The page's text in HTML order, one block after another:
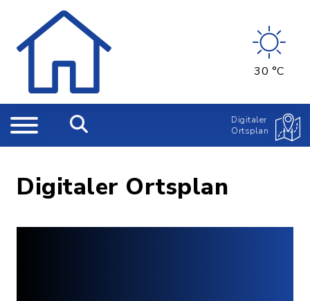
30 °C
Digitaler
Ortsplan
Digitaler Ortsplan